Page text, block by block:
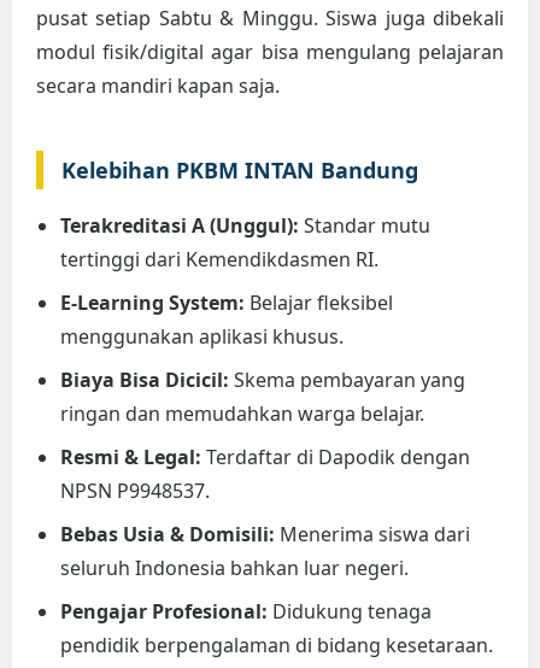
pusat setiap Sabtu & Minggu. Siswa juga dibekali
modul fisik/digital agar bisa mengulang pelajaran
secara mandiri kapan saja.
Kelebihan PKBM INTAN Bandung
Terakreditasi A (Unggul): Standar mutu
tertinggi dari Kemendikdasmen RI.
E-Learning System: Belajar fleksibel
menggunakan aplikasi khusus.
Biaya Bisa Dicicil: Skema pembayaran yang
ringan dan memudahkan warga belajar.
Resmi & Legal: Terdaftar di Dapodik dengan
NPSN P9948537.
Bebas Usia & Domisili: Menerima siswa dari
seluruh Indonesia bahkan luar negeri.
Pengajar Profesional: Didukung tenaga
pendidik berpengalaman di bidang kesetaraan.